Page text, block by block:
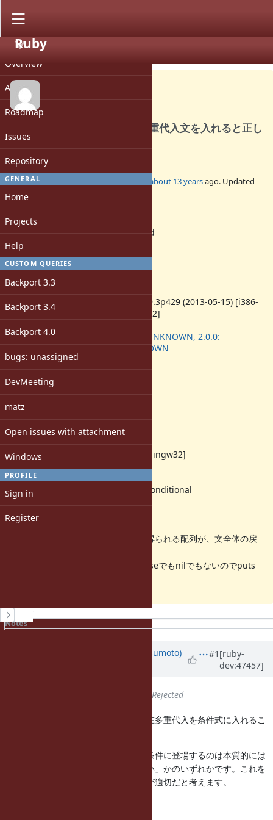
PROJECT
Overview
Activity
Roadmap
Issues
Repository
GENERAL
Home
Projects
Help
CUSTOM QUERIES
Backport 3.3
Backport 3.4
Backport 4.0
bugs: unassigned
DevMeeting
matz
Open issues with attachment
Windows
PROFILE
Sign in
Register
Ruby
Bug #8552
ifやwhile構文の条件式中に多重代入文を入れると正し
く解釈されません
Added by about 13 yearsago. Updated
about 13 years
Status:
Rejected
Assignee:
-
Target version:
ruby -v
ruby 1.9.3p429 (2013-05-15) [i386-
mingw32]
1.9.3: UNKNOWN, 2.0.0:
UNKNOWN
[ruby-dev:47456]
Description
再現コード
ruby -v
ruby 1.9.3p429 (2013-05-15) [i386-mingw32]
実行結果
bug.rb:1: multiple assignment in conditional
^
多重代入文では右辺を評価した結果得られる配列が、文全体の戻
よって、この場合は[0,0]となり、falseでもnilでもないのでputs
History
Notes
matz (Yukihiro Matsumoto)
#1 [ruby-
dev:47457]
Rejected
エラーメッセージにもある通り、現在多重代入を条件式に入れるこ
多重代入はかならず真になるため、条件に登場するのは本質的には
無意味で、「わざと」か「書き間違い」かのいずれかです。これを
許すよりは書き間違いを検出する方が適切だと考えます。